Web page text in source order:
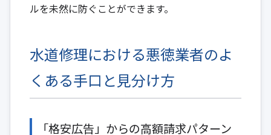
ルを未然に防ぐことができます。
水道修理における悪徳業者のよ
くある手口と見分け方
「格安広告」からの高額請求パターン